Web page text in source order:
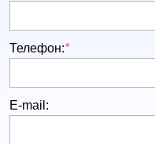
Телефон:*
E-mail: